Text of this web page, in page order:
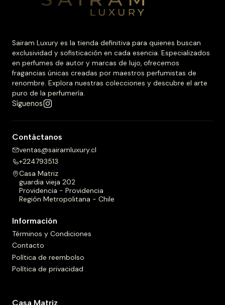
Sairam Luxury es la tienda definitiva para quienes buscan
exclusividad y sofisticación en cada esencia. Especializados
en perfumes de autor y marcas de lujo, ofrecemos
fragancias únicas creadas por maestros perfumistas de
renombre. Explora nuestras colecciones y descubre el arte
puro de la perfumería.
Síguenos
Contáctanos
ventas@sairamluxury.cl
+224793513
Casa Matriz
guardia vieja 202
Providencia - Providencia
Región Metropolitana - Chile
Información
Términos y Condiciones
Contacto
Política de reembolso
Política de privacidad
Casa Matriz